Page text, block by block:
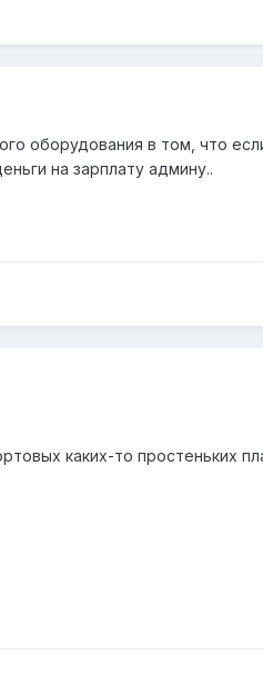
оборудования в том, что
на зарплату админу..
каких-то простеньких